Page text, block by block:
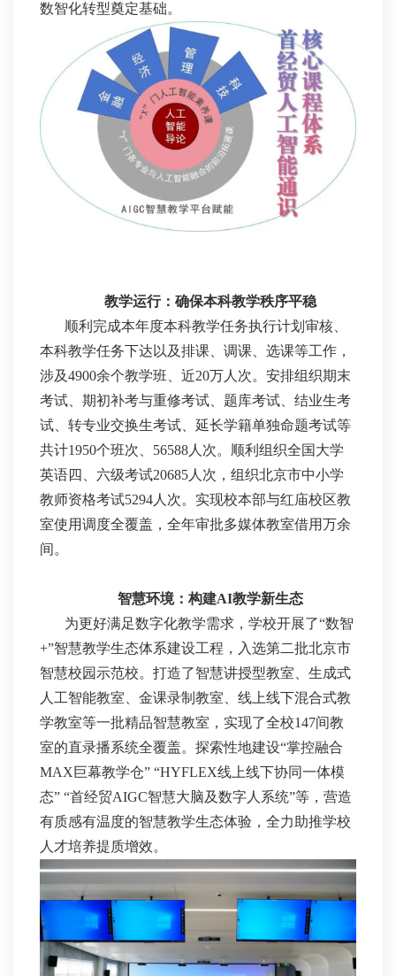
数智化转型奠定基础。
教学运行：确保本科教学秩序平稳
顺利完成本年度本科教学任务执行计划审核、
本科教学任务下达以及排课、调课、选课等工作，
涉及4900余个教学班、近20万人次。安排组织期末
考试、期初补考与重修考试、题库考试、结业生考
试、转专业交换生考试、延长学籍单独命题考试等
共计1950个班次、56588人次。顺利组织全国大学
英语四、六级考试20685人次，组织北京市中小学
教师资格考试5294人次。实现校本部与红庙校区教
室使用调度全覆盖，全年审批多媒体教室借用万余
间。
智慧环境：构建AI教学新生态
为更好满足数字化教学需求，学校开展了“数智
+”智慧教学生态体系建设工程，入选第二批北京市
智慧校园示范校。打造了智慧讲授型教室、生成式
人工智能教室、金课录制教室、线上线下混合式教
学教室等一批精品智慧教室，实现了全校147间教
室的直录播系统全覆盖。探索性地建设“掌控融合
MAX巨幕教学仓” “HYFLEX线上线下协同一体模
态” “首经贸AIGC智慧大脑及数字人系统”等，营造
有质感有温度的智慧教学生态体验，全力助推学校
人才培养提质增效。